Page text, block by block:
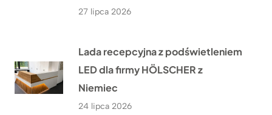
27 lipca 2026
Lada recepcyjna z podświetleniem
LED dla firmy HÖLSCHER z
Niemiec
24 lipca 2026